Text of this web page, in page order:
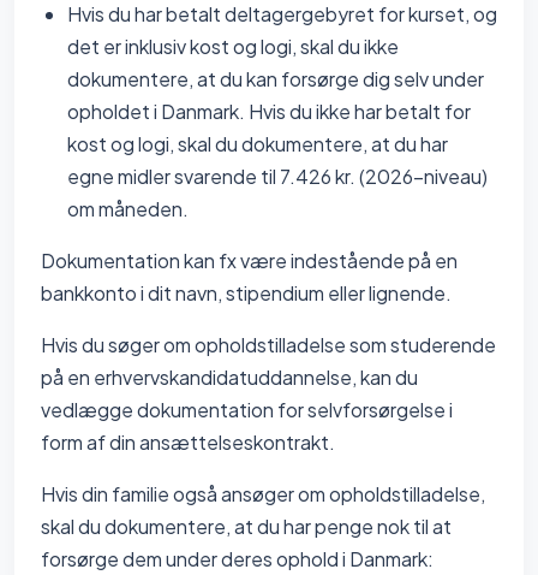
Hvis du har betalt deltagergebyret for kurset, og
det er inklusiv kost og logi, skal du ikke
dokumentere, at du kan forsørge dig selv under
opholdet i Danmark. Hvis du ikke har betalt for
kost og logi, skal du dokumentere, at du har
egne midler svarende til 7.426 kr. (2026-niveau)
om måneden.
Dokumentation kan fx være indestående på en
bankkonto i dit navn, stipendium eller lignende.
Hvis du søger om opholdstilladelse som studerende
på en erhvervskandidatuddannelse, kan du
vedlægge dokumentation for selvforsørgelse i
form af din ansættelseskontrakt.
Hvis din familie også ansøger om opholdstilladelse,
skal du dokumentere, at du har penge nok til at
forsørge dem under deres ophold i Danmark: